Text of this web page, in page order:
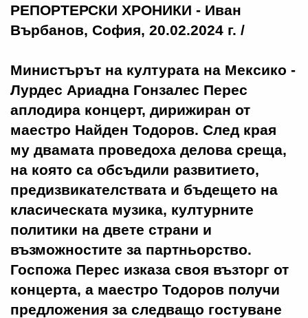
РЕПОРТЕРСКИ ХРОНИКИ - Иван
Върбанов, София, 20.02.2024 г. /
Министърът на културата на Мексико -
Лурдес Ариадна Гонзалес Перес
аплодира концерт, дирижиран от
маестро Найден Тодоров. След края
му двамата проведоха делова среща,
на която са обсъдили развитието,
предизвикателствата и бъдещето на
класическата музика, културните
политики на двете страни и
възможностите за партньорство.
Госпожа Перес изказа своя възторг от
концерта, а маестро Тодоров получи
предложения за следващо гостуване